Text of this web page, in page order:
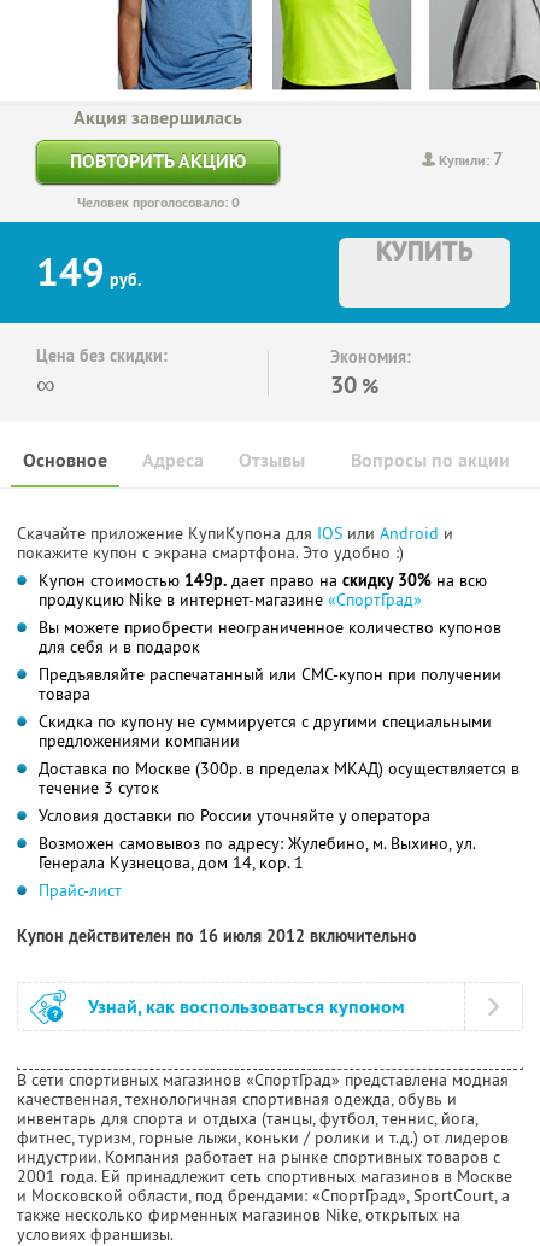
Купили: 7
Акция завершилась
ПОВТОРИТЬ АКЦИЮ
Человек проголосовало: 0
149 руб.
КУПИТЬ
Цена без скидки:
∞
Экономия:
30 %
Основное Отзывы Вопросы по акции
Адреса
Скачайте приложение КупиКупона для IOS или Android и
покажите купон с экрана смартфона. Это удобно :)
Купон стоимостью 149р. дает право на скидку 30% на всю
продукцию Nike в интернет-магазине «СпортГрад»
Вы можете приобрести неограниченное количество купонов
для себя и в подарок
Предъявляйте распечатанный или СМС-купон при получении
товара
Скидка по купону не суммируется с другими специальными
предложениями компании
Доставка по Москве (300р. в пределах МКАД) осуществляется в
течение 3 суток
Условия доставки по России уточняйте у оператора
Возможен самовывоз по адресу: Жулебино, м. Выхино, ул.
Генерала Кузнецова, дом 14, кор. 1
Прайс-лист
Купон действителен по 16 июля 2012 включительно
Узнай, как воспользоваться купоном
В сети спортивных магазинов «СпортГрад» представлена модная
качественная, технологичная спортивная одежда, обувь и
инвентарь для спорта и отдыха (танцы, футбол, теннис, йога,
фитнес, туризм, горные лыжи, коньки / ролики и т.д.) от лидеров
индустрии. Компания работает на рынке спортивных товаров с
2001 года. Ей принадлежит сеть спортивных магазинов в Москве
и Московской области, под брендами: «СпортГрад», SportCourt, а
также несколько фирменных магазинов Nike, открытых на
условиях франшизы.